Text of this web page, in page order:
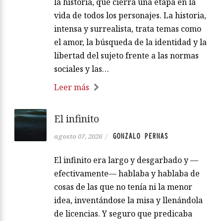
vida de todos los personajes. La historia,
intensa y surrealista, trata temas como
el amor, la búsqueda de la identidad y la
libertad del sujeto frente a las normas
sociales y las…
Leer más
El infinito
agosto 07, 2026 / GONZALO PERNAS
El infinito era largo y desgarbado y —
efectivamente— hablaba y hablaba de
cosas de las que no tenía ni la menor
idea, inventándose la misa y llenándola
de licencias. Y seguro que predicaba